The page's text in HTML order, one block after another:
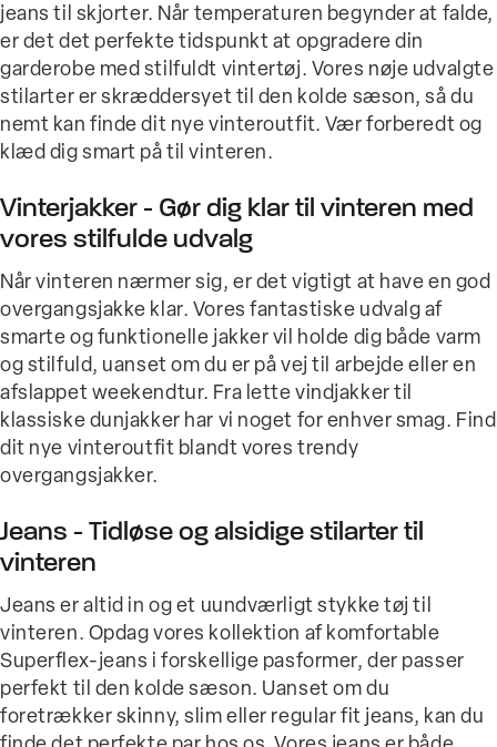
jeans til skjorter. Når temperaturen begynder at falde,
er det det perfekte tidspunkt at opgradere din
garderobe med stilfuldt vintertøj. Vores nøje udvalgte
stilarter er skræddersyet til den kolde sæson, så du
nemt kan finde dit nye vinteroutfit. Vær forberedt og
klæd dig smart på til vinteren.
Vinterjakker - Gør dig klar til vinteren med
vores stilfulde udvalg
Når vinteren nærmer sig, er det vigtigt at have en god
overgangsjakke klar. Vores fantastiske udvalg af
smarte og funktionelle jakker vil holde dig både varm
og stilfuld, uanset om du er på vej til arbejde eller en
afslappet weekendtur. Fra lette vindjakker til
klassiske dunjakker har vi noget for enhver smag. Find
dit nye vinteroutfit blandt vores trendy
overgangsjakker.
Jeans - Tidløse og alsidige stilarter til
vinteren
Jeans er altid in og et uundværligt stykke tøj til
vinteren. Opdag vores kollektion af komfortable
Superflex-jeans i forskellige pasformer, der passer
perfekt til den kolde sæson. Uanset om du
foretrækker skinny, slim eller regular fit jeans, kan du